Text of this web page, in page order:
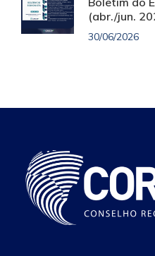
(abr./jun.
30/06/2026